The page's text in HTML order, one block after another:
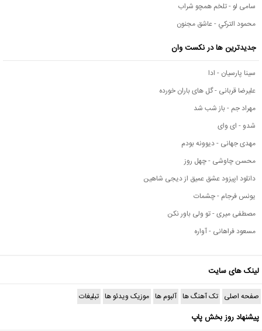
سامی لو - تلخم همچو شراب
محمود التركي - عاشق مجنون
جدیدترین ها در نکست وان
سینا پارسیان - ادا
علیرضا قربانی - گل های باران خورده
مهراد جم - باز شب شد
شدو - ای وای
مهدی جهانی - دیوونه بودم
محسن چاوشی - چهل روز
دانلود اپیزود عشق عمیق از دیجی شاهین
یونس فرجام - چشمات
مصطفی میری - تو ولی باور نکن
مسعود فراهانی - آواره
لینک های سایت
صفحه اصلی تک آهنگ ها آلبوم ها موزیک ویدئو ها تبلیغات
پیشنهاد روز بخش پاپ